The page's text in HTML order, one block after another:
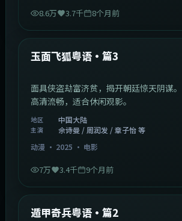
8.6万 3.7千 8个月前
最新
玉面飞狐粤语·篇3
面具侠盗劫富济贫，揭开朝廷惊天阴谋。
高清流畅，适合休闲观影。
地区 中国大陆
主演
佘诗曼 / 周润发 / 章子怡 等
动漫 · 2025 · 电影
7万 3.4千 9个月前
最新
遁甲奇兵粤语·篇2